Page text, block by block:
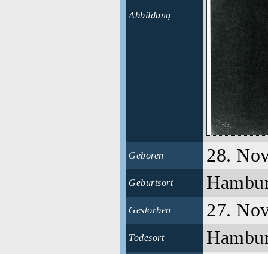
Abbildung
Geboren 28.
Geburtsort
Gestorben 27.
Todesort